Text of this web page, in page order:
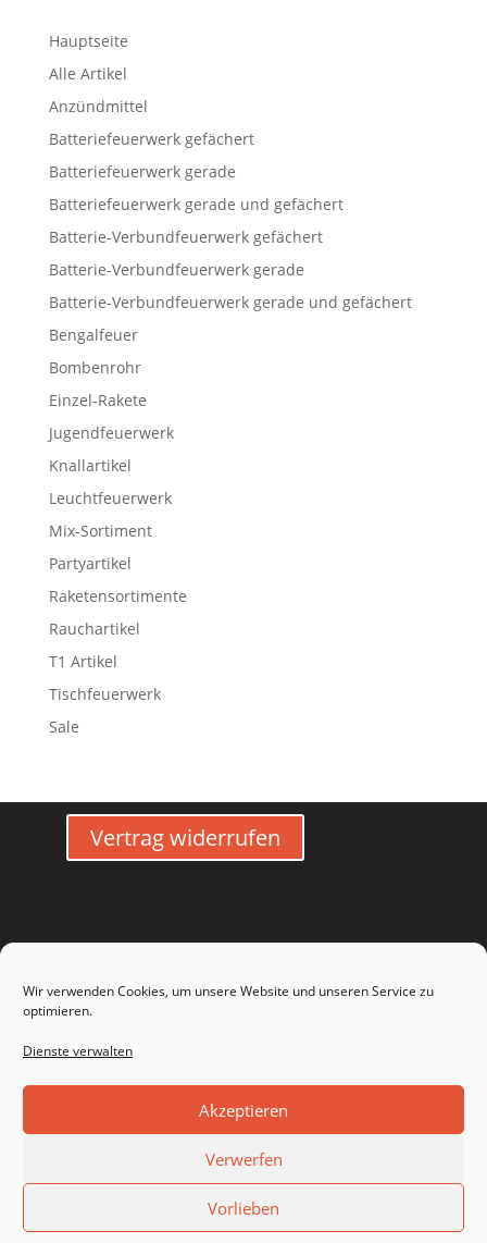
Wir verwenden Cookies, um unsere Website und unseren Service zu
optimieren.
Dienste verwalten
Akzeptieren
Verwerfen
Vorlieben
Hauptseite
Alle Artikel
Anzündmittel
Batteriefeuerwerk gefächert
Batteriefeuerwerk gerade
Batteriefeuerwerk gerade und gefächert
Batterie-Verbundfeuerwerk gefächert
Batterie-Verbundfeuerwerk gerade
Batterie-Verbundfeuerwerk gerade und gefächert
Bengalfeuer
Bombenrohr
Einzel-Rakete
Jugendfeuerwerk
Knallartikel
Leuchtfeuerwerk
Mix-Sortiment
Partyartikel
Raketensortimente
Rauchartikel
T1 Artikel
Tischfeuerwerk
Sale
Vertrag widerrufen
Datenschutz
Zahlungsarten
Versandarten
Haftungsausschluss
Cookie-Richtlinie (EU)